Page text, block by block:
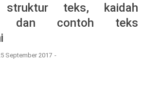
struktur teks, kaidah
dan contoh teks
September 2017